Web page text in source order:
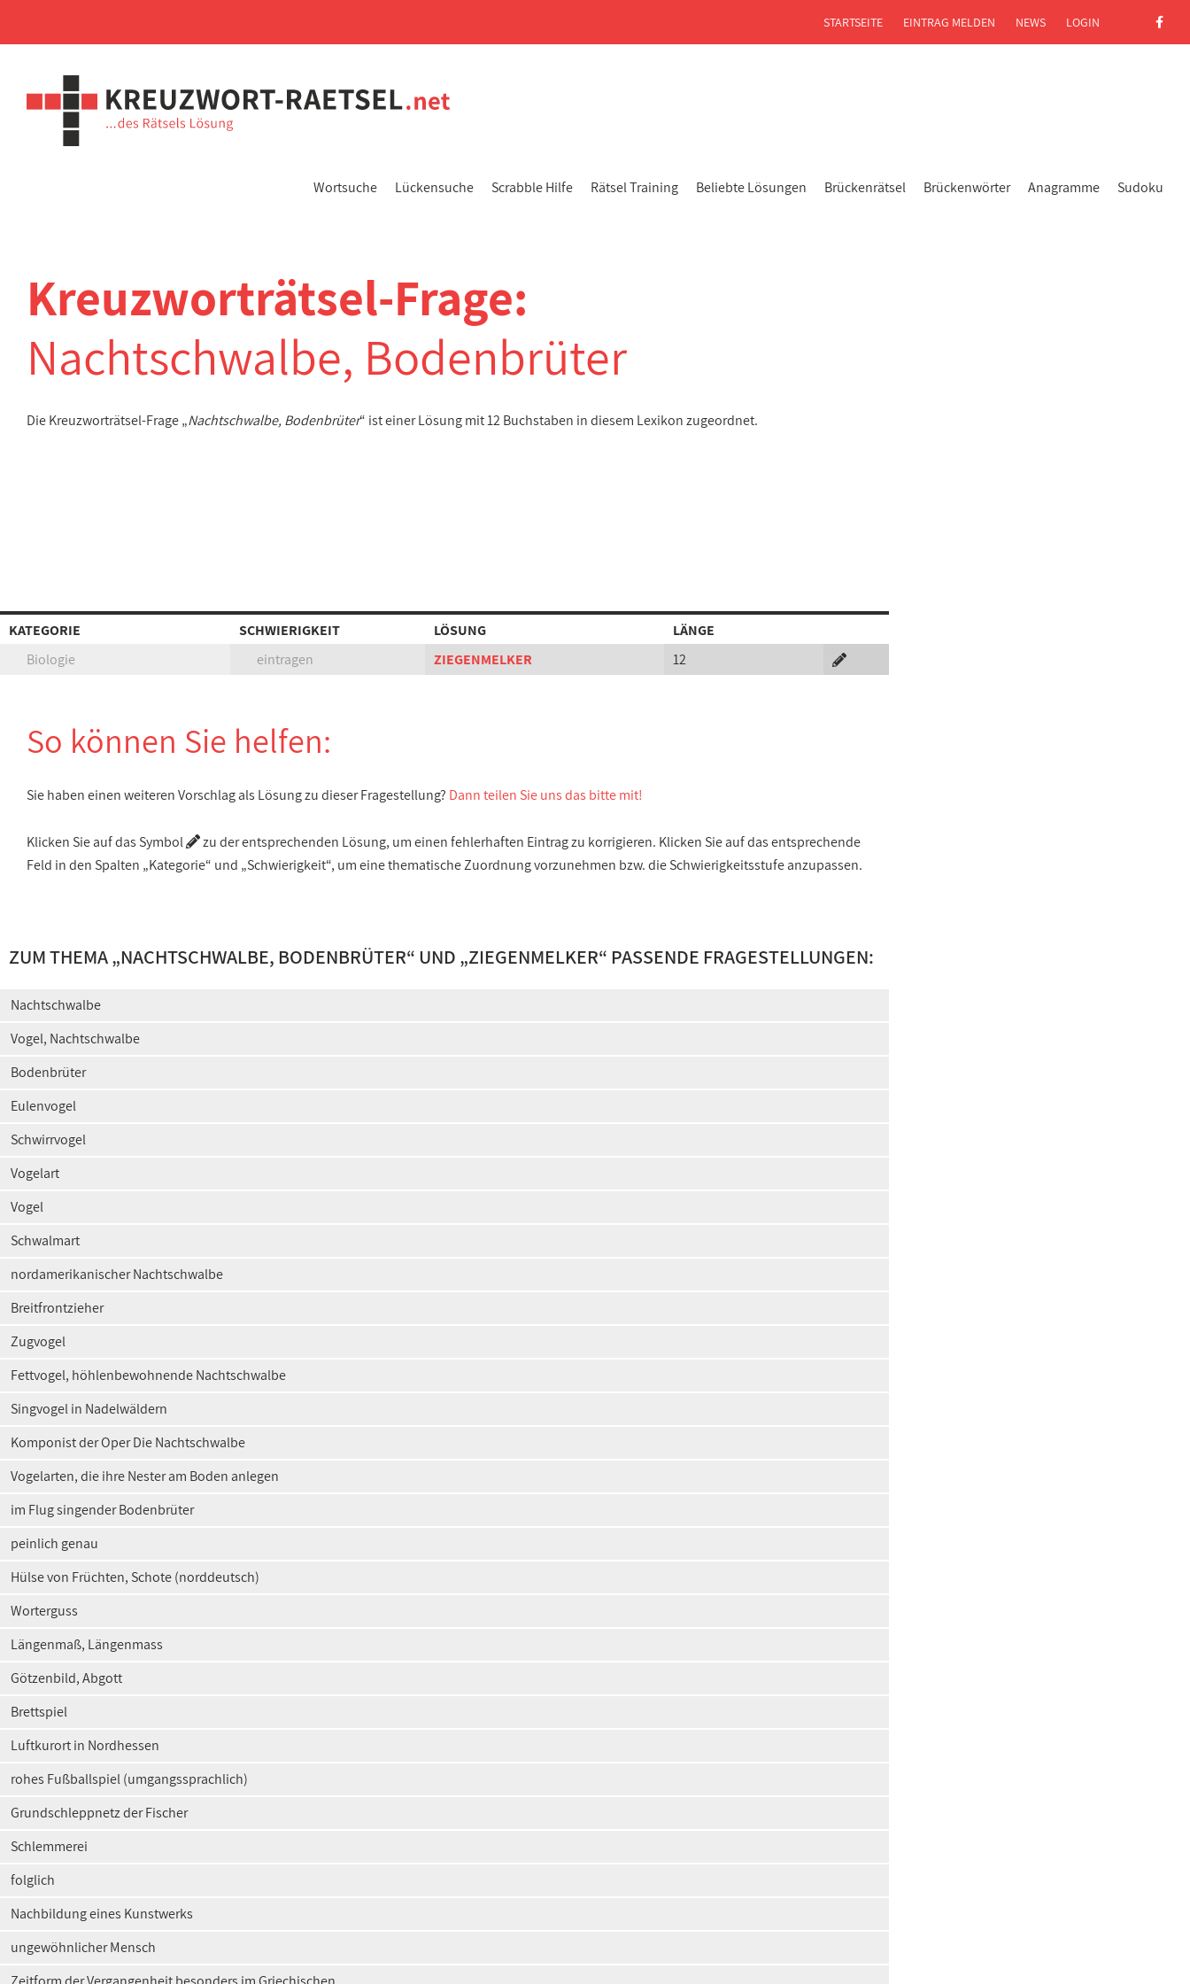
Wortsuche Lückensuche Scrabble Hilfe Rätsel Training Beliebte Lösungen Brückenrätsel Brückenwörter Anagramme Sudoku
STARTSEITE EINTRAG MELDEN NEWS LOGIN
Kreuzworträtsel-Frage:
Nachtschwalbe, Bodenbrüter
Die Kreuzworträtsel-Frage „Nachtschwalbe, Bodenbrüter“ ist einer Lösung mit 12 Buchstaben in diesem Lexikon zugeordnet.
KATEGORIE SCHWIERIGKEIT LÖSUNG
LÄNGE
Biologie
eintragen ZIEGENMELKER 12
So können Sie helfen:
Sie haben einen weiteren Vorschlag als Lösung zu dieser Fragestellung? Dann teilen Sie uns das bitte mit!
Klicken Sie auf das Symbol
zu der entsprechenden Lösung, um einen fehlerhaften Eintrag zu korrigieren. Klicken Sie auf das entsprechende
Feld in den Spalten „Kategorie“ und „Schwierigkeit“, um eine thematische Zuordnung vorzunehmen bzw. die Schwierigkeitsstufe anzupassen.
ZUM THEMA „NACHTSCHWALBE, BODENBRÜTER“ UND „ZIEGENMELKER“ PASSENDE FRAGESTELLUNGEN:
Nachtschwalbe
Vogel, Nachtschwalbe
Bodenbrüter
Eulenvogel
Schwirrvogel
Vogelart
Vogel
Schwalmart
nordamerikanischer Nachtschwalbe
Breitfrontzieher
Zugvogel
Fettvogel, höhlenbewohnende Nachtschwalbe
Singvogel in Nadelwäldern
Komponist der Oper Die Nachtschwalbe
Vogelarten, die ihre Nester am Boden anlegen
im Flug singender Bodenbrüter
peinlich genau
Hülse von Früchten, Schote (norddeutsch)
Worterguss
Längenmaß, Längenmass
Götzenbild, Abgott
Brettspiel
Luftkurort in Nordhessen
rohes Fußballspiel (umgangssprachlich)
Grundschleppnetz der Fischer
Schlemmerei
folglich
Nachbildung eines Kunstwerks
ungewöhnlicher Mensch